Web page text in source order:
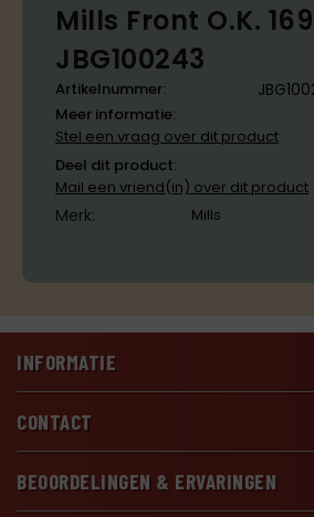
Mills Front O.K.
JBG100243
Artikelnummer:
Meer informatie:
Stel een vraag over dit product
Deel dit product:
Mail een vriend(in) over dit product
Merk: Mills
INFORMATIE
CONTACT
BEOORDELINGEN & ERVARINGEN